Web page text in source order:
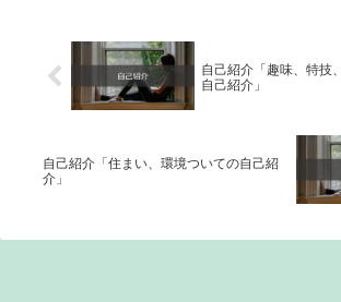
自己紹介「趣味、特技
自己紹介」
自己紹介「住まい、環境ついての自己紹
介」